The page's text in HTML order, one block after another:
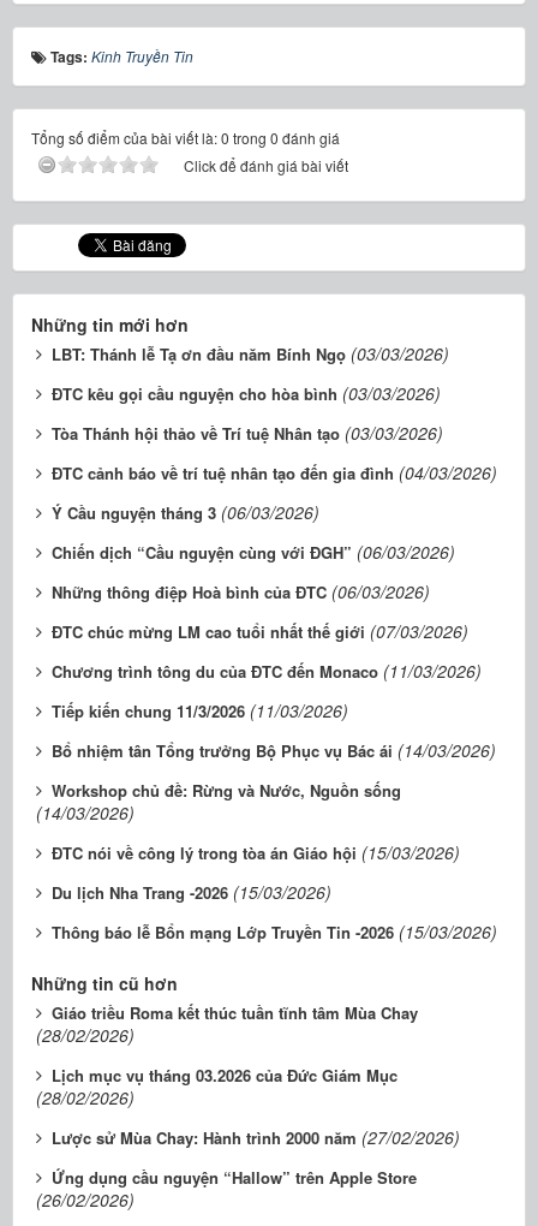
Tags: Kinh Truyền Tin
Tổng số điểm của bài viết là: 0 trong 0 đánh giá
Click để đánh giá bài viết
Những tin mới hơn
LBT: Thánh lễ Tạ ơn đầu năm Bính Ngọ (03/03/2026)
ĐTC kêu gọi cầu nguyện cho hòa bình (03/03/2026)
Tòa Thánh hội thảo về Trí tuệ Nhân tạo (03/03/2026)
ĐTC cảnh báo về trí tuệ nhân tạo đến gia đình (04/03/2026)
Ý Cầu nguyện tháng 3 (06/03/2026)
Chiến dịch “Cầu nguyện cùng với ĐGH” (06/03/2026)
Những thông điệp Hoà bình của ĐTC (06/03/2026)
ĐTC chúc mừng LM cao tuổi nhất thế giới (07/03/2026)
Chương trình tông du của ĐTC đến Monaco (11/03/2026)
Tiếp kiến chung 11/3/2026 (11/03/2026)
Bổ nhiệm tân Tổng trưởng Bộ Phục vụ Bác ái (14/03/2026)
Workshop chủ đề: Rừng và Nước, Nguồn sống
(14/03/2026)
ĐTC nói về công lý trong tòa án Giáo hội (15/03/2026)
Du lịch Nha Trang -2026 (15/03/2026)
Thông báo lễ Bổn mạng Lớp Truyền Tin -2026 (15/03/2026)
Những tin cũ hơn
Giáo triều Roma kết thúc tuần tĩnh tâm Mùa Chay
(28/02/2026)
Lịch mục vụ tháng 03.2026 của Đức Giám Mục
(28/02/2026)
Lược sử Mùa Chay: Hành trình 2000 năm (27/02/2026)
Ứng dụng cầu nguyện “Hallow” trên Apple Store
(26/02/2026)